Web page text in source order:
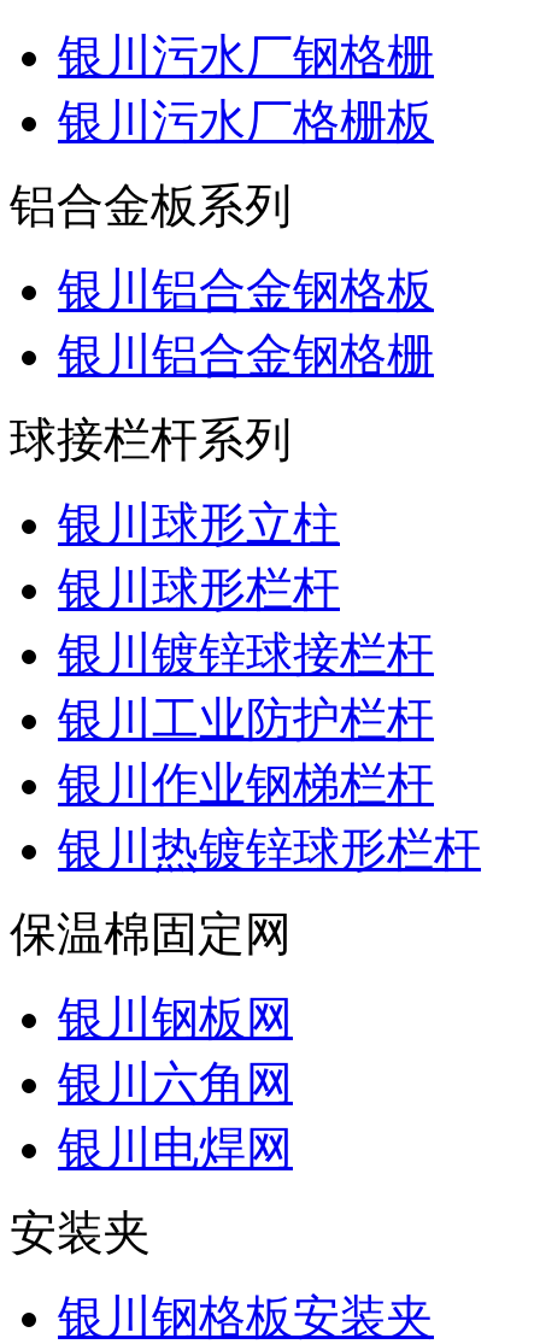
银川污水厂钢格栅
银川污水厂格栅板
铝合金板系列
银川铝合金钢格板
银川铝合金钢格栅
球接栏杆系列
银川球形立柱
银川球形栏杆
银川镀锌球接栏杆
银川工业防护栏杆
银川作业钢梯栏杆
银川热镀锌球形栏杆
保温棉固定网
银川钢板网
银川六角网
银川电焊网
安装夹
银川钢格板安装夹